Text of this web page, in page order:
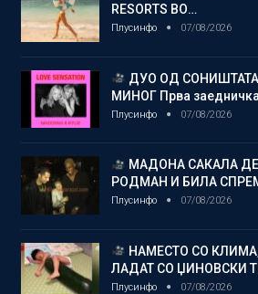
RESORTS ВО…
Плусинфо 07/08/2026
ДУО ОД
МИНОГ Прва
Плусинфо 07/08/2026
МАДОНА САКАЛА
РОДМАН И БИЛА
Плусинфо 07/08/2026
НАМЕСТО СО
ЛАДАТ СО ЏИНОВСКИ
Плусинфо 07/08/2026